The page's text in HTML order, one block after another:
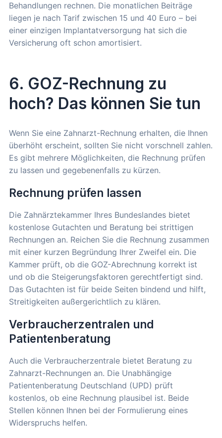
Behandlungen rechnen. Die monatlichen Beiträge
liegen je nach Tarif zwischen 15 und 40 Euro – bei
einer einzigen Implantatversorgung hat sich die
Versicherung oft schon amortisiert.
6. GOZ-Rechnung zu
hoch? Das können Sie tun
Wenn Sie eine Zahnarzt-Rechnung erhalten, die Ihnen
überhöht erscheint, sollten Sie nicht vorschnell zahlen.
Es gibt mehrere Möglichkeiten, die Rechnung prüfen
zu lassen und gegebenenfalls zu kürzen.
Rechnung prüfen lassen
Die Zahnärztekammer Ihres Bundeslandes bietet
kostenlose Gutachten und Beratung bei strittigen
Rechnungen an. Reichen Sie die Rechnung zusammen
mit einer kurzen Begründung Ihrer Zweifel ein. Die
Kammer prüft, ob die GOZ-Abrechnung korrekt ist
und ob die Steigerungsfaktoren gerechtfertigt sind.
Das Gutachten ist für beide Seiten bindend und hilft,
Streitigkeiten außergerichtlich zu klären.
Verbraucherzentralen und
Patientenberatung
Auch die Verbraucherzentrale bietet Beratung zu
Zahnarzt-Rechnungen an. Die Unabhängige
Patientenberatung Deutschland (UPD) prüft
kostenlos, ob eine Rechnung plausibel ist. Beide
Stellen können Ihnen bei der Formulierung eines
Widerspruchs helfen.